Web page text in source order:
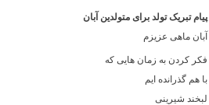
پیام تبریک تولد برای متولدین آبان
آبان ماهی عزیزم
فکر کردن به زمان هایی که
با هم گذرانده ایم
لبخند شیرینی